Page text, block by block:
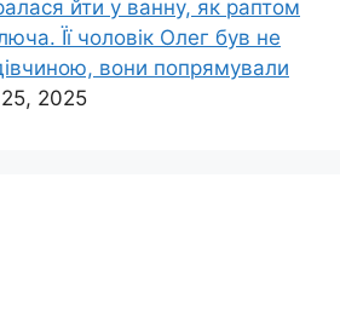
йти у ванну, як раптом
Її чоловік Олег був не
вони попрямували
2025